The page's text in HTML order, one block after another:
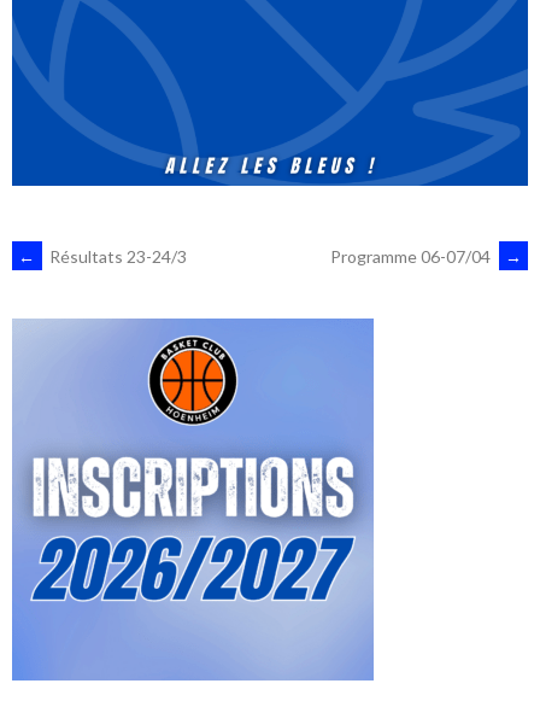
NAVIGATION
DES
ARTICLES
← Résultats 23-24/3 Programme 06-07/04 →